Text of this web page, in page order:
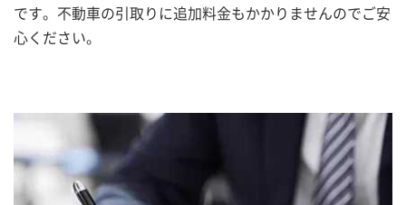
です。不動車の引取りに追加料金もかかりませんのでご安
心ください。